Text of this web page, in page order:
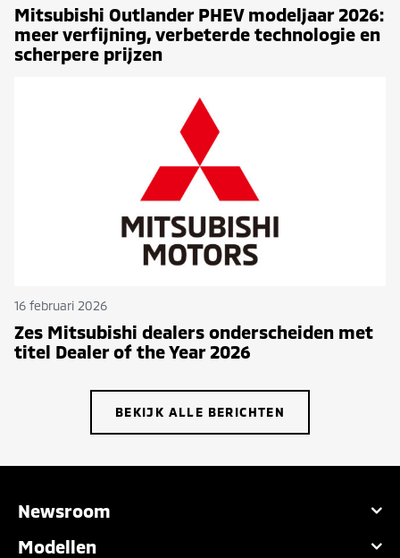
Mitsubishi Outlander PHEV modeljaar 2026:
meer verfijning, verbeterde technologie en
scherpere prijzen
16 februari 2026
Zes Mitsubishi dealers onderscheiden met
titel Dealer of the Year 2026
BEKIJK ALLE BERICHTEN
Newsroom
Modellen